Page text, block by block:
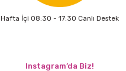
Hafta İçi 08:30 - 17:30 Canlı Destek
Instagram’da Biz!